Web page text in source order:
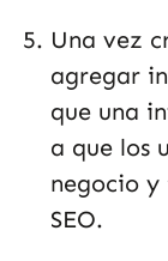
Una vez
agregar
que una
a que los
negocio
SEO.